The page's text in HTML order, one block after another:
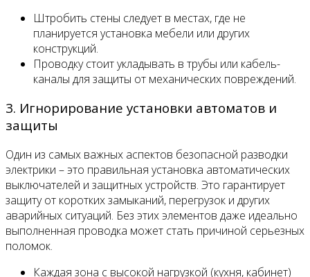
Штробить стены следует в местах, где не
планируется установка мебели или других
конструкций.
Проводку стоит укладывать в трубы или кабель-
каналы для защиты от механических повреждений.
3. Игнорирование установки автоматов и
защиты
Один из самых важных аспектов безопасной разводки
электрики – это правильная установка автоматических
выключателей и защитных устройств. Это гарантирует
защиту от коротких замыканий, перегрузок и других
аварийных ситуаций. Без этих элементов даже идеально
выполненная проводка может стать причиной серьезных
поломок.
Каждая зона с высокой нагрузкой (кухня, кабинет)